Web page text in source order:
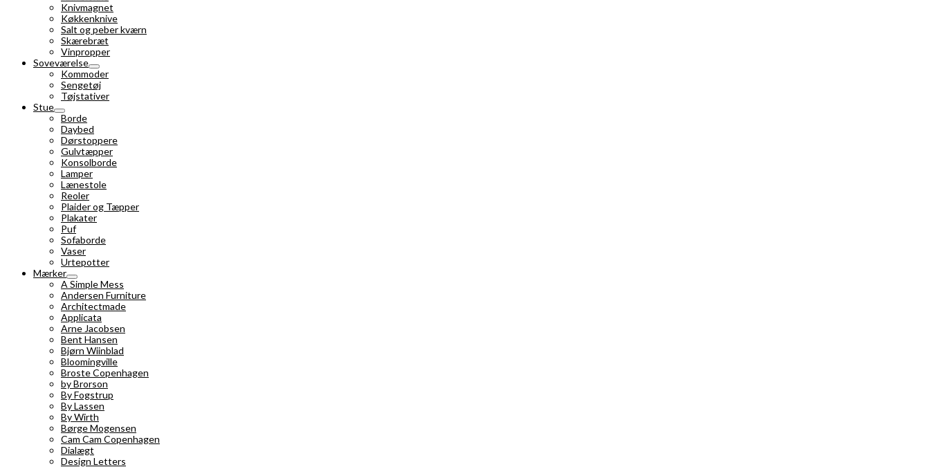
Knivmagnet
Køkkenknive
Salt og peber kværn
Skærebræt
Vinpropper
Soveværelse
Kommoder
Sengetøj
Tøjstativer
Stue
Borde
Daybed
Dørstoppere
Gulvtæpper
Konsolborde
Lamper
Lænestole
Reoler
Plaider og Tæpper
Plakater
Puf
Sofaborde
Vaser
Urtepotter
Mærker
A Simple Mess
Andersen Furniture
Architectmade
Applicata
Arne Jacobsen
Bent Hansen
Bjørn Wiinblad
Bloomingville
Broste Copenhagen
by Brorson
By Fogstrup
By Lassen
By Wirth
Børge Mogensen
Cam Cam Copenhagen
Dialægt
Design Letters